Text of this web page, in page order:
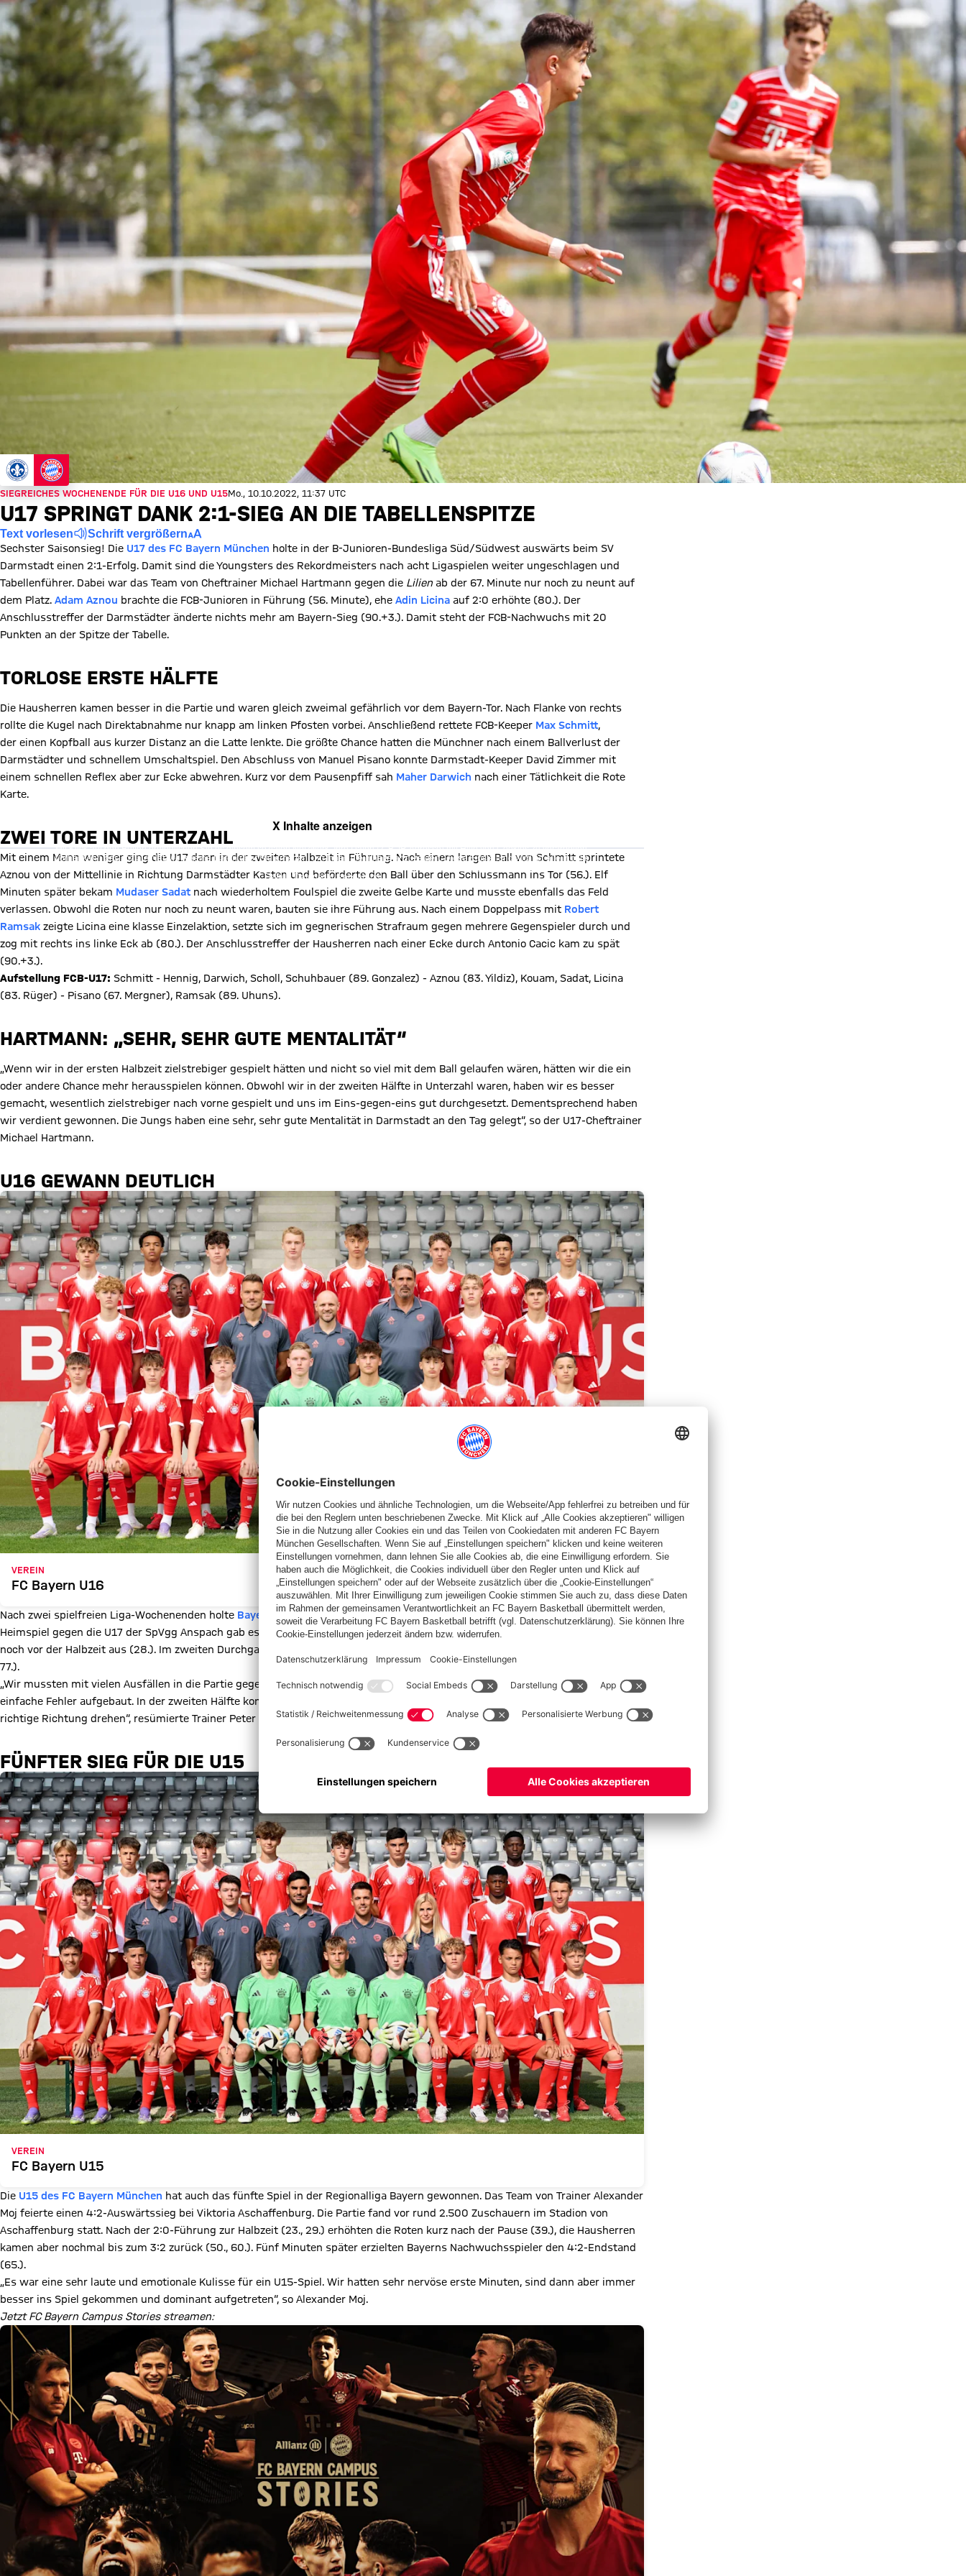
SIEGREICHES WOCHENENDE FÜR DIE U16 UND U15Mo., 10.10.2022, 11:37 UTC
U17 SPRINGT DANK 2:1-SIEG AN DIE TABELLENSPITZE
Text vorlesen Schrift vergrößern
Sechster Saisonsieg! Die U17 des FC Bayern München holte in der B-Junioren-Bundesliga Süd/Südwest auswärts beim SV
Darmstadt einen 2:1-Erfolg. Damit sind die Youngsters des Rekordmeisters nach acht Ligaspielen weiter ungeschlagen und
Tabellenführer. Dabei war das Team von Cheftrainer Michael Hartmann gegen die Lilien ab der 67. Minute nur noch zu neunt auf
dem Platz. Adam Aznou brachte die FCB-Junioren in Führung (56. Minute), ehe Adin Licina auf 2:0 erhöhte (80.). Der
Anschlusstreffer der Darmstädter änderte nichts mehr am Bayern-Sieg (90.+3.). Damit steht der FCB-Nachwuchs mit 20
Punkten an der Spitze der Tabelle.
TORLOSE ERSTE HÄLFTE
Die Hausherren kamen besser in die Partie und waren gleich zweimal gefährlich vor dem Bayern-Tor. Nach Flanke von rechts
rollte die Kugel nach Direktabnahme nur knapp am linken Pfosten vorbei. Anschließend rettete FCB-Keeper Max Schmitt,
der einen Kopfball aus kurzer Distanz an die Latte lenkte. Die größte Chance hatten die Münchner nach einem Ballverlust der
Darmstädter und schnellem Umschaltspiel. Den Abschluss von Manuel Pisano konnte Darmstadt-Keeper David Zimmer mit
einem schnellen Reflex aber zur Ecke abwehren. Kurz vor dem Pausenpfiff sah Maher Darwich nach einer Tätlichkeit die Rote
Karte.
ZWEI TORE IN UNTERZAHL
X Inhalte anzeigen
Mit Klick auf den Button ermöglichen Sie es diesem sozialen Netzwerk, Ihre Daten (z. B. IP-Adresse) mit Hilfe von Cookies zu verarbeiten.
Vorher kann das soziale Netzwerk keine Daten über Sie erheben, um Ihnen die Inhalte anzuzeigen. Diese Einstellung wird für alle Inhalte
des sozialen Netzwerks auf unserer Website gespeichert und Sie können dies jederzeit in der Cookie-Einwilligungslösung
Details:Datenschutzerklärung
Mit einem Mann weniger ging die U17 dann in der zweiten Halbzeit in Führung. Nach einem langen Ball von Schmitt sprintete
Aznou von der Mittellinie in Richtung Darmstädter Kasten und beförderte den Ball über den Schlussmann ins Tor (56.). Elf
Minuten später bekam Mudaser Sadat nach wiederholtem Foulspiel die zweite Gelbe Karte und musste ebenfalls das Feld
verlassen. Obwohl die Roten nur noch zu neunt waren, bauten sie ihre Führung aus. Nach einem Doppelpass mit Robert
Ramsak zeigte Licina eine klasse Einzelaktion, setzte sich im gegnerischen Strafraum gegen mehrere Gegenspieler durch und
zog mit rechts ins linke Eck ab (80.). Der Anschlusstreffer der Hausherren nach einer Ecke durch Antonio Cacic kam zu spät
(90.+3.).
Aufstellung FCB-U17: Schmitt - Hennig, Darwich, Scholl, Schuhbauer (89. Gonzalez) - Aznou (83. Yildiz), Kouam, Sadat, Licina
(83. Rüger) - Pisano (67. Mergner), Ramsak (89. Uhuns).
HARTMANN: „SEHR, SEHR GUTE MENTALITÄT“
„Wenn wir in der ersten Halbzeit zielstrebiger gespielt hätten und nicht so viel mit dem Ball gelaufen wären, hätten wir die ein
oder andere Chance mehr herausspielen können. Obwohl wir in der zweiten Hälfte in Unterzahl waren, haben wir es besser
gemacht, wesentlich zielstrebiger nach vorne gespielt und uns im Eins-gegen-eins gut durchgesetzt. Dementsprechend haben
wir verdient gewonnen. Die Jungs haben eine sehr, sehr gute Mentalität in Darmstadt an den Tag gelegt“, so der U17-Cheftrainer
Michael Hartmann.
U16 GEWANN DEUTLICH
VEREIN
FC Bayern U16
Nach zwei spielfreien Liga-Wochenenden holte Bayerns U16in der U17 B-Junioren-Bayernliga den zweiten Sieg in Folge. Im
Heimspiel gegen die U17 der SpVgg Anspach gab es einen deutlichen 4:1-Erfolg. Nach der 1:0-Führung (12.) glichen die Gäste
noch vor der Halbzeit aus (28.). Im zweiten Durchgang drehte der FCB-Nachwuchs auf und schoss drei Tore zum Sieg (42., 45.,
77.).
„Wir mussten mit vielen Ausfällen in die Partie gegen Ansbach gehen. In der ersten Halbzeit haben wir den Gegner durch
einfache Fehler aufgebaut. In der zweiten Hälfte konnten wir das Tempo ein wenig erhöhen und das Spiel relativ schnell in die
richtige Richtung drehen“, resümierte Trainer Peter Gaydarov.
FÜNFTER SIEG FÜR DIE U15
VEREIN
FC Bayern U15
Die U15 des FC Bayern München hat auch das fünfte Spiel in der Regionalliga Bayern gewonnen. Das Team von Trainer Alexander
Moj feierte einen 4:2-Auswärtssieg bei Viktoria Aschaffenburg. Die Partie fand vor rund 2.500 Zuschauern im Stadion von
Aschaffenburg statt. Nach der 2:0-Führung zur Halbzeit (23., 29.) erhöhten die Roten kurz nach der Pause (39.), die Hausherren
kamen aber nochmal bis zum 3:2 zurück (50., 60.). Fünf Minuten später erzielten Bayerns Nachwuchsspieler den 4:2-Endstand
(65.).
„Es war eine sehr laute und emotionale Kulisse für ein U15-Spiel. Wir hatten sehr nervöse erste Minuten, sind dann aber immer
besser ins Spiel gekommen und dominant aufgetreten“, so Alexander Moj.
Jetzt FC Bayern Campus Stories streamen: